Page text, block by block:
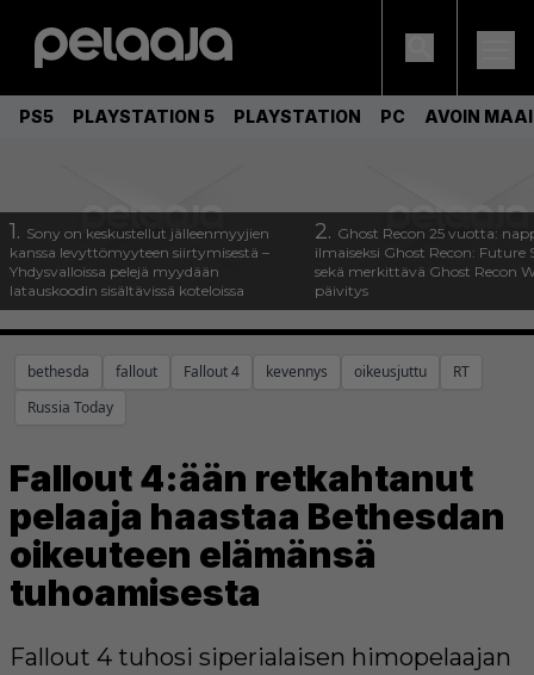
PS5 PLAYSTATION 5 PLAYSTATION PC AVOIN
1. Sony on keskustellut jälleenmyyjien
kanssa levyttömyyteen siirtymisestä –
Yhdysvalloissa pelejä myydään
latauskoodin sisältävissä koteloissa
2. Ghost Recon 25 vuotta:
ilmaiseksi Ghost Recon: Future
sekä merkittävä Ghost Recon
päivitys
bethesda fallout Fallout 4 kevennys oikeusjuttu
RT
Russia Today
Fallout 4:ään retkahtanut
pelaaja haastaa Bethesdan
oikeuteen elämänsä
tuhoamisesta
Fallout 4 tuhosi siperialaisen himopelaajan